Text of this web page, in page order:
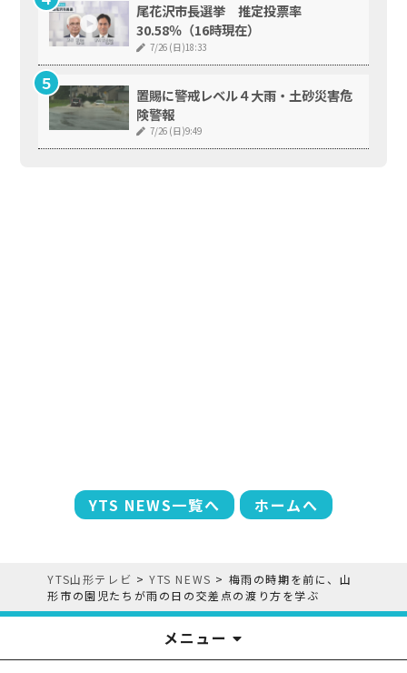
尾花沢市長選挙 推定投票率
30.58％（16時現在）
7/26 (日)18:33
置賜に警戒レベル４大雨・土砂災害危
険警報
7/26 (日)9:49
YTS NEWS一覧へ ホームへ
YTS山形テレビ >YTS NEWS > 梅雨の時期を前に、山
形市の園児たちが雨の日の交差点の渡り方を学ぶ
メニュー